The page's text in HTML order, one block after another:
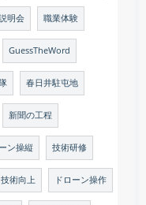
明会 職業体験
GuessTheWord
春日井駐屯地
新聞の工程
ン操縦 技術研修
技術向上 ドローン操作